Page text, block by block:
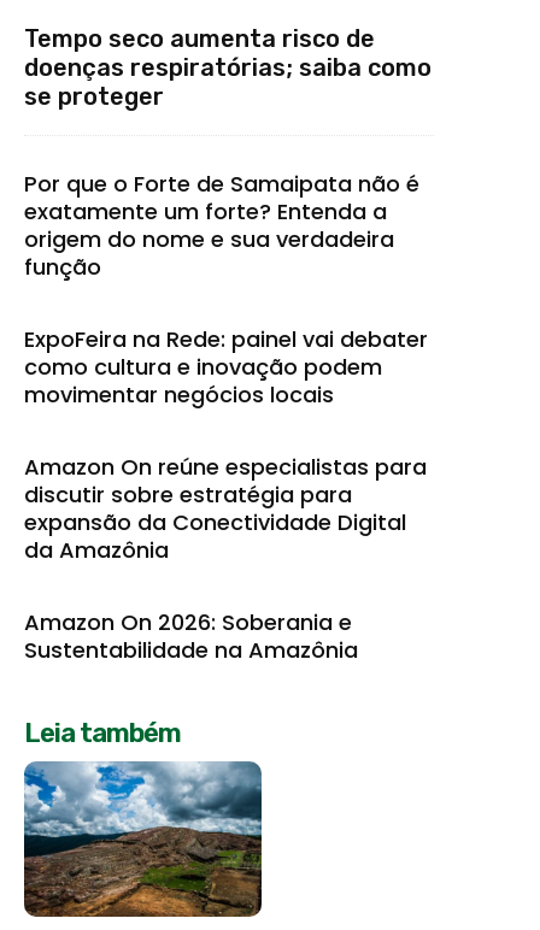
Tempo seco aumenta risco de
doenças respiratórias; saiba como
se proteger
Por que o Forte de Samaipata não é
exatamente um forte? Entenda a
origem do nome e sua verdadeira
função
ExpoFeira na Rede: painel vai debater
como cultura e inovação podem
movimentar negócios locais
Amazon On reúne especialistas para
discutir sobre estratégia para
expansão da Conectividade Digital
da Amazônia
Amazon On 2026: Soberania e
Sustentabilidade na Amazônia
Leia também